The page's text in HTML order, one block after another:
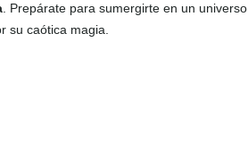
. Prepárate para sumergirte en un universo
su caótica magia.